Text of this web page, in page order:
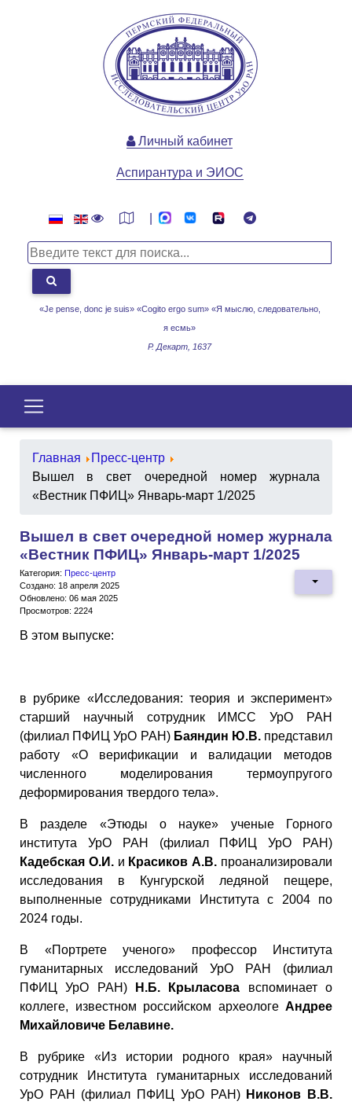
«Je pense, donc je suis» «Cogito ergo sum» «Я мыслю, следовательно,
я есмь»
Р. Декарт, 1637
Личный кабинет
Аспирантура и ЭИОС
Главная
Пресс-центр
Вышел в свет очередной номер журнала
«Вестник ПФИЦ» Январь-март 1/2025
Вышел в свет очередной номер журнала
«Вестник ПФИЦ» Январь-март 1/2025
Категория: Пресс-центр
Создано: 18 апреля 2025
Обновлено: 06 мая 2025
Просмотров: 2224
В этом выпуске:
в рубрике «Исследования: теория и эксперимент»
старший научный сотрудник ИМСС УрО РАН
(филиал ПФИЦ УрО РАН) Баяндин Ю.В.представил
работу «О верификации и валидации методов
численного моделирования термоупругого
деформирования твердого тела».
В разделе «Этюды о науке» ученые Горного
института УрО РАН (филиал ПФИЦ УрО РАН)
Кадебская О.И. и Красиков А.В. проанализировали
исследования в Кунгурской ледяной пещере,
выполненные сотрудниками Института с 2004 по
2024 годы.
В «Портрете ученого» профессор Института
гуманитарных исследований УрО РАН (филиал
ПФИЦ УрО РАН)
Н.Б. Крыласова вспоминает о
коллеге, известном российском археологе Андрее
Михайловиче Белавине.
В рубрике «Из истории родного края» научный
сотрудник Института гуманитарных исследований
УрО РАН (филиал ПФИЦ УрО РАН) Никонов В.В.